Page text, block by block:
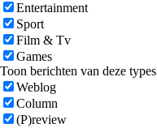
Entertainment
Sport
Film & Tv
Games
Toon berichten van deze types
Weblog
Column
(P)review